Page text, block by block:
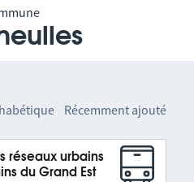
Récemment ajouté
réseaux urbains
du Grand Est